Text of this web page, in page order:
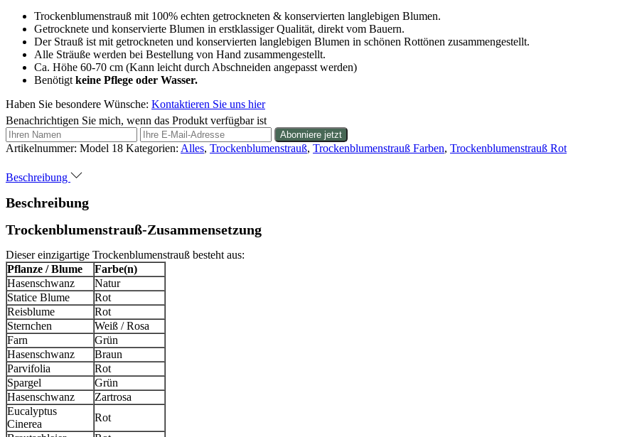
Trockenblumenstrauß mit 100% echten getrockneten & konservierten langlebigen Blumen.
Getrocknete und konservierte Blumen in erstklassiger Qualität, direkt vom Bauern.
Der Strauß ist mit getrockneten und konservierten langlebigen Blumen in schönen Rottönen zusammengestellt.
Alle Sträuße werden bei Bestellung von Hand zusammengestellt.
Ca. Höhe 60-70 cm (Kann leicht durch Abschneiden angepasst werden)
Benötigt keine Pflege oder Wasser.
Haben Sie besondere Wünsche: Kontaktieren Sie uns hier
Benachrichtigen Sie mich, wenn das Produkt verfügbar ist
Artikelnummer: Model 18 Kategorien: Alles, Trockenblumenstrauß, Trockenblumenstrauß Farben, Trockenblumenstrauß Rot
Beschreibung
Beschreibung
Trockenblumenstrauß-Zusammensetzung
Dieser einzigartige Trockenblumenstrauß besteht aus:
Pflanze / Blume
Farbe(n)
Hasenschwanz
Natur
Statice Blume
Rot
Reisblume
Rot
Sternchen
Weiß / Rosa
Farn
Grün
Hasenschwanz
Braun
Parvifolia
Rot
Spargel
Grün
Hasenschwanz
Zartrosa
Eucalyptus
Cinerea
Rot